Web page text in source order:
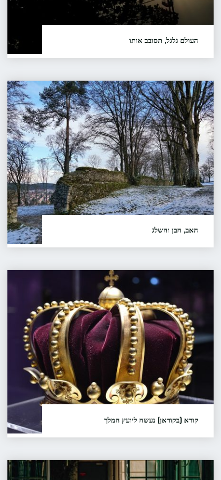
העולם גלגל, תסובב אותו
הסיפור העממי בישראל (אסע"י) על שם דב נוי
באוניברסיטת חיפה, מס' סידורי 10241
קראו עוד..."העולם
גלגל,
תסובב
אותו"
האב,
הבן
והשלג
האב, הבן והשלג
"האב,
והשלג"
המלך
קורא (בקוראן) נעשה ליועץ המלך
הסיפור העממי בישראל (אסע"י) על שם דב נוי
באוניברסיטת חיפה, מס' סידורי 10222